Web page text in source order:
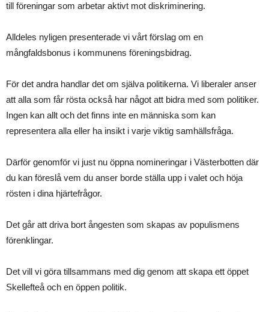
till föreningar som arbetar aktivt mot diskriminering.
Alldeles nyligen presenterade vi vårt förslag om en
mångfaldsbonus i kommunens föreningsbidrag.
För det andra handlar det om själva politikerna. Vi liberaler anser
att alla som får rösta också har något att bidra med som politiker.
Ingen kan allt och det finns inte en människa som kan
representera alla eller ha insikt i varje viktig samhällsfråga.
Därför genomför vi just nu öppna nomineringar i Västerbotten där
du kan föreslå vem du anser borde ställa upp i valet och höja
rösten i dina hjärtefrågor.
Det går att driva bort ångesten som skapas av populismens
förenklingar.
Det vill vi göra tillsammans med dig genom att skapa ett öppet
Skellefteå och en öppen politik.